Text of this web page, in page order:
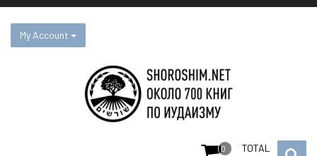
Skip
contentMy Account
0
TOTAL